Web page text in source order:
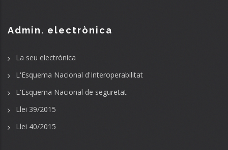
Admin. electrònica
La seu electrònica
L'Esquema Nacional d'Interoperabilitat
L'Esquema Nacional de seguretat
Llei 39/2015
Llei 40/2015